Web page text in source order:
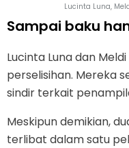
Lucinta Luna,
Sampai baku
Lucinta Luna dan
perselisihan. Mereka
sindir terkait
Meskipun demikian,
terlibat dalam satu